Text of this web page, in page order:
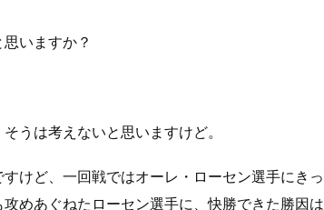
いますか？
うは考えないと思いますけど。
けど、一回戦ではオーレ・ローセン選手にきっ
めあぐねたローセン選手に、快勝できた勝因は